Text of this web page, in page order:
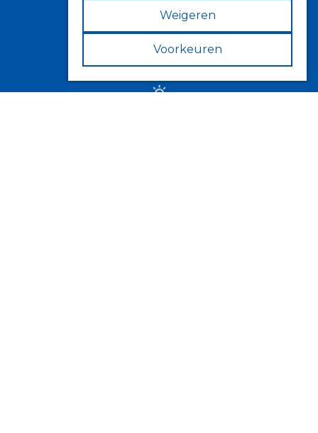
Over ons
Tips
Verkooppunten
Weigeren
Voorkeuren